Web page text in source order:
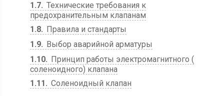
1.7 Технические требования к
предохранительным клапанам
1.8
Правила и стандарты
1.9
Выбор аварийной арматуры
1.10
Принцип работы электромагнитного (
соленоидного) клапана
1.11
Соленоидный клапан